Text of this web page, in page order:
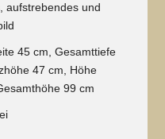
aufstrebendes und
45 cm, Gesamttiefe
47 cm, Höhe
99 cm